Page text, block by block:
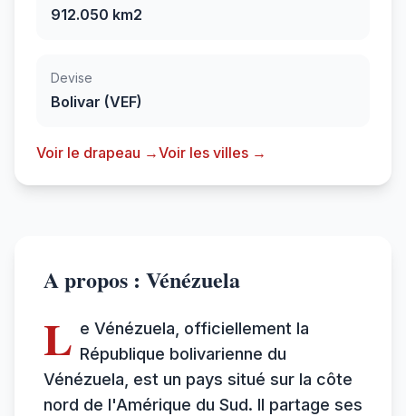
912.050 km2
Devise
Bolivar (VEF)
Voir le drapeau →Voir les villes →
A propos : Vénézuela
L e Vénézuela, officiellement la
République bolivarienne du
Vénézuela, est un pays situé sur la côte
nord de l'Amérique du Sud. Il partage ses